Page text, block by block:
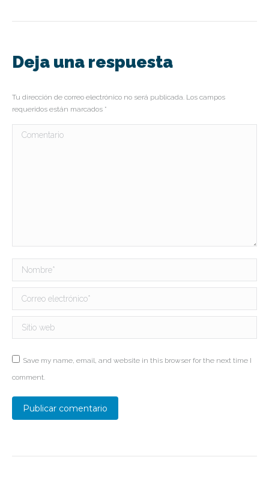
Deja una respuesta
Tu dirección de correo electrónico no será publicada. Los campos
requeridos están marcados *
Comentario
Nombre *
Correo electrónico *
Sitio web
Save my name, email, and website in this browser for the next time I
comment.
Publicar comentario